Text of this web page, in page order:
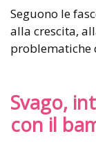
Seguono le
alla crescita,
problematiche
Svago,
con il